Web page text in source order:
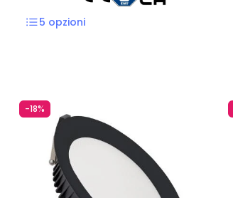
5 opzioni
-18%